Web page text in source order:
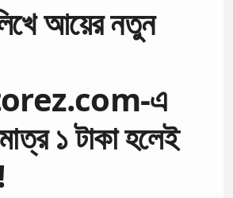
আয়ের নতুন
এ
১ টাকা হলেই